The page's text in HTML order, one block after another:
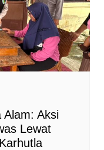
Alam: Aksi
Lewat